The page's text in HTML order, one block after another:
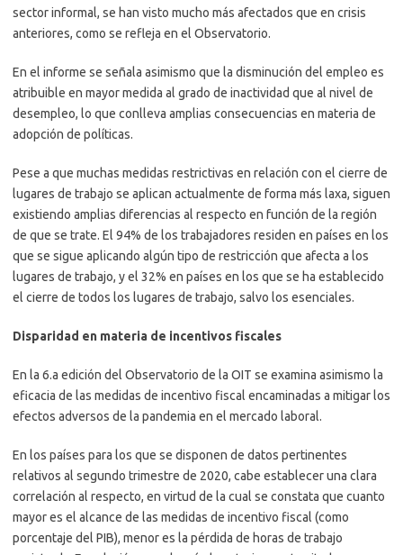
sector informal, se han visto mucho más afectados que en crisis
anteriores, como se refleja en el Observatorio.
En el informe se señala asimismo que la disminución del empleo es
atribuible en mayor medida al grado de inactividad que al nivel de
desempleo, lo que conlleva amplias consecuencias en materia de
adopción de políticas.
Pese a que muchas medidas restrictivas en relación con el cierre de
lugares de trabajo se aplican actualmente de forma más laxa, siguen
existiendo amplias diferencias al respecto en función de la región
de que se trate. El 94% de los trabajadores residen en países en los
que se sigue aplicando algún tipo de restricción que afecta a los
lugares de trabajo, y el 32% en países en los que se ha establecido
el cierre de todos los lugares de trabajo, salvo los esenciales.
Disparidad en materia de incentivos fiscales
En la 6.a edición del Observatorio de la OIT se examina asimismo la
eficacia de las medidas de incentivo fiscal encaminadas a mitigar los
efectos adversos de la pandemia en el mercado laboral.
En los países para los que se disponen de datos pertinentes
relativos al segundo trimestre de 2020, cabe establecer una clara
correlación al respecto, en virtud de la cual se constata que cuanto
mayor es el alcance de las medidas de incentivo fiscal (como
porcentaje del PIB), menor es la pérdida de horas de trabajo